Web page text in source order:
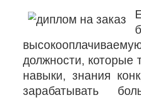
должности, которые
навыки, знания
зарабатывать